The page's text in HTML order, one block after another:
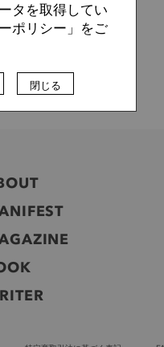
タを取得してい
ポリシー」をご
閉じる